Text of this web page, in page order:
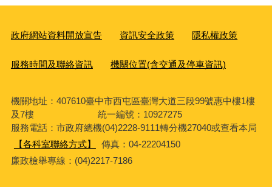
政府網站資料開放宣告 資訊安全政策 隱私權政策
服務時間及聯絡資訊 機關位置(含交通及停車資訊)
機關地址：407610臺中市西屯區臺灣大道三段99號惠中樓1樓
及7樓 統一編號：10927275
服務電話：市政府總機(04)2228-9111轉分機27040或查看本局
【各科室聯絡方式】
傳真：04-22204150
廉政檢舉專線：(04)2217-7186